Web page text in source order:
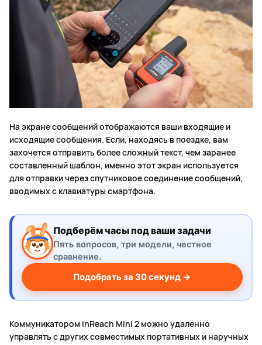
На экране сообщений отображаются ваши входящие и
исходящие сообщения. Если, находясь в поездке, вам
захочется отправить более сложный текст, чем заранее
составленный шаблон, именно этот экран используется
для отправки через спутниковое соединение сообщений,
вводимых с клавиатуры смартфона.
Подберём часы под ваши задачи
Пять вопросов, три модели, честное
сравнение.
Подобрать за 30 секунд →
Коммуникатором inReach Mini 2 можно удаленно
управлять с других совместимых портативных и наручных